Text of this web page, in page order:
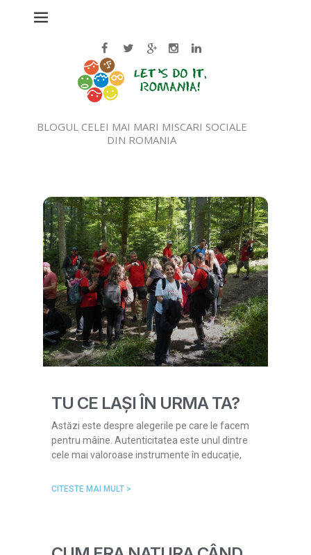
BLOGUL CELEI MAI MARI MISCARI SOCIALE
DIN ROMANIA
TU CE LAȘI ÎN URMA TA?
Astăzi este despre alegerile pe care le facem
pentru mâine. Autenticitatea este unul dintre
cele mai valoroase instrumente în educație,
CITESTE MAI MULT >